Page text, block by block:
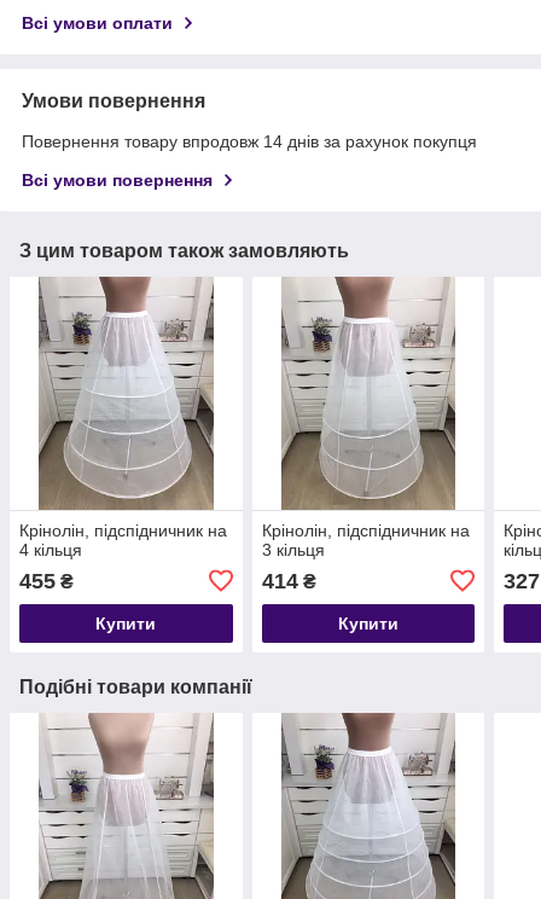
Всі умови оплати
Умови повернення
Повернення товару впродовж 14 днів за рахунок покупця
Всі умови повернення
З цим товаром також замовляють
Крінолін, підспідничник на
4 кільця
455 ₴
Купити
Крінолін, підспідничник на
3 кільця
414₴
Купити
327
Подібні товари компанії